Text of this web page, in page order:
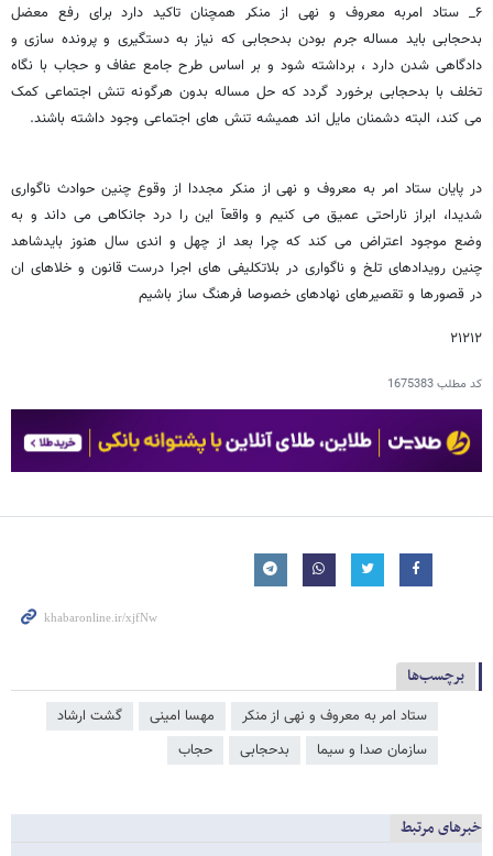
۶_ ستاد امربه معروف و نهی از منکر همچنان تاکید دارد برای رفع معضل
بدحجابی باید مساله جرم بودن بدحجابی که نیاز به دستگیری و پرونده سازی و
دادگاهی شدن دارد ، برداشته شود و بر اساس طرح جامع عفاف و حجاب با نگاه
تخلف با بدحجابی برخورد گردد که حل مساله بدون هرگونه تنش اجتماعی کمک
می کند، البته دشمنان مایل اند همیشه تنش های اجتماعی وجود داشته باشند.
در پایان ستاد امر به معروف و نهی از منکر مجددا از وقوع چنین حوادث ناگواری
شدیدا، ابراز ناراحتی عمیق می کنیم و واقعآ این را درد جانکاهی می داند و به
وضع موجود اعتراض می کند که چرا بعد از چهل و اندی سال هنوز بایدشاهد
چنین رویدادهای تلخ و ناگواری در بلاتکلیفی های اجرا درست قانون و خلاهای ان
در قصورها و تقصیرهای نهادهای خصوصا فرهنگ ساز باشیم
۲۱۲۱۲
کد مطلب1675383
برچسب‌ها
ستاد امر به معروف و نهی از منکر مهسا امینی
گشت ارشاد
سازمان صدا و سیما
بدحجابی حجاب
خبرهای مرتبط